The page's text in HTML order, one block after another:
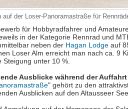
auf der Loser-Panoramastraße für
für Hobbyradfahrer und
in der Kategorie Rennrad und
neben der Hagan Lodgeauf
Loser Alm erreicht man nach ca. 9
Steigung unter 10 %.
Ausblicke während der Auffahrt
" gehört zu den
Ausblicken auf den Altausseer